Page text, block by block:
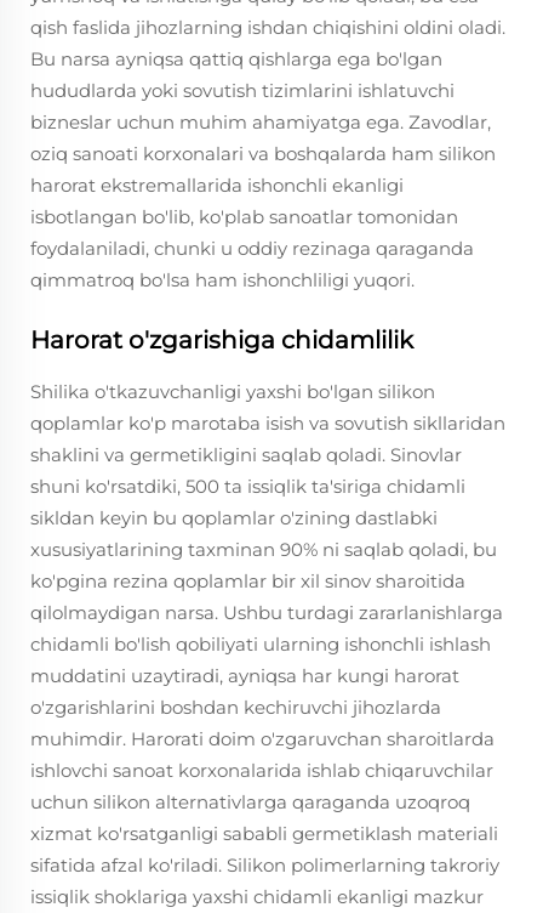
qish faslida jihozlarning ishdan chiqishini oldini oladi.
Bu narsa ayniqsa qattiq qishlarga ega bo'lgan
hududlarda yoki sovutish tizimlarini ishlatuvchi
bizneslar uchun muhim ahamiyatga ega. Zavodlar,
oziq sanoati korxonalari va boshqalarda ham silikon
harorat ekstremallarida ishonchli ekanligi
isbotlangan bo'lib, ko'plab sanoatlar tomonidan
foydalaniladi, chunki u oddiy rezinaga qaraganda
qimmatroq bo'lsa ham ishonchliligi yuqori.
Harorat o'zgarishiga chidamlilik
Shilika o'tkazuvchanligi yaxshi bo'lgan silikon
qoplamlar ko'p marotaba isish va sovutish sikllaridan
shaklini va germetikligini saqlab qoladi. Sinovlar
shuni ko'rsatdiki, 500 ta issiqlik ta'siriga chidamli
sikldan keyin bu qoplamlar o'zining dastlabki
xususiyatlarining taxminan 90% ni saqlab qoladi, bu
ko'pgina rezina qoplamlar bir xil sinov sharoitida
qilolmaydigan narsa. Ushbu turdagi zararlanishlarga
chidamli bo'lish qobiliyati ularning ishonchli ishlash
muddatini uzaytiradi, ayniqsa har kungi harorat
o'zgarishlarini boshdan kechiruvchi jihozlarda
muhimdir. Harorati doim o'zgaruvchan sharoitlarda
ishlovchi sanoat korxonalarida ishlab chiqaruvchilar
uchun silikon alternativlarga qaraganda uzoqroq
xizmat ko'rsatganligi sababli germetiklash materiali
sifatida afzal ko'riladi. Silikon polimerlarning takroriy
issiqlik shoklariga yaxshi chidamli ekanligi mazkur